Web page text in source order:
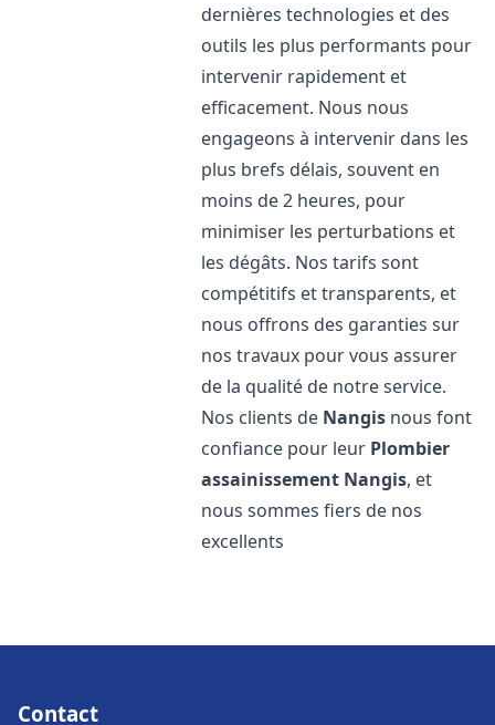
dernières technologies et des
outils les plus performants pour
intervenir rapidement et
efficacement. Nous nous
engageons à intervenir dans les
plus brefs délais, souvent en
moins de 2 heures, pour
minimiser les perturbations et
les dégâts. Nos tarifs sont
compétitifs et transparents, et
nous offrons des garanties sur
nos travaux pour vous assurer
de la qualité de notre service.
Nos clients de Nangis nous font
confiance pour leur Plombier
assainissement Nangis, et
nous sommes fiers de nos
excellents
Contact